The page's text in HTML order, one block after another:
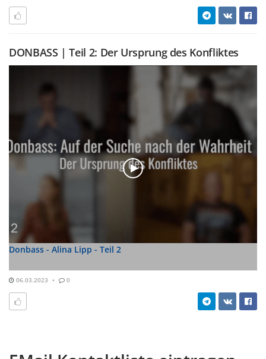
DONBASS | Teil 2: Der Ursprung des Konfliktes
Donbass - Alina Lipp - Teil 2
06.03.2023 0